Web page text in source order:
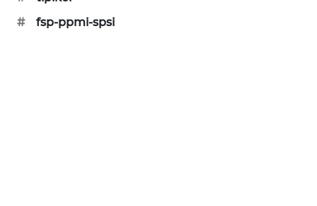
#
fsp-ppmi-spsi
FORJASIDA